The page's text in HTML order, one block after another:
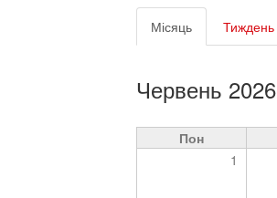
Первинні
вкладки
Місяць(активна
вкладка)
Тиждень
Червень 2026
Пон
1